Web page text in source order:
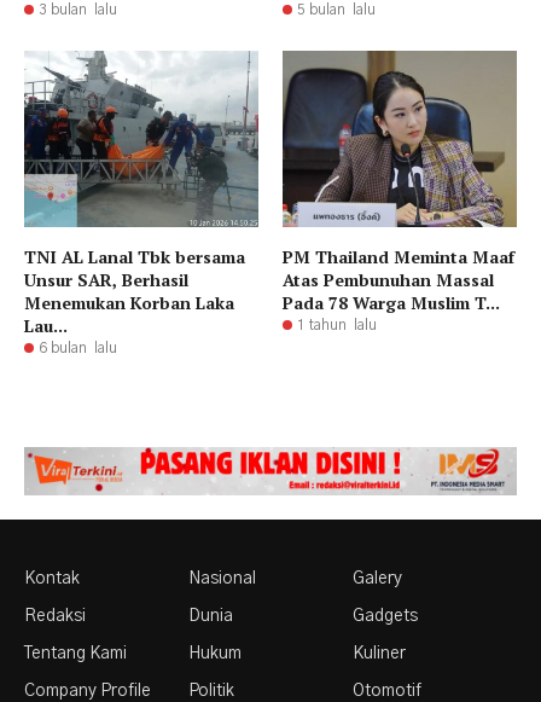
3 bulan lalu 5 bulan lalu
TNI AL Lanal Tbk bersama
Unsur SAR, Berhasil
Menemukan Korban Laka
Lau...
6 bulan lalu
PM Thailand Meminta Maaf
Atas Pembunuhan Massal
Pada 78 Warga Muslim T...
1 tahun lalu
Kontak
Redaksi
Tentang Kami
Company Profile
Nasional
Dunia
Hukum
Politik
Galery
Gadgets
Kuliner
Otomotif